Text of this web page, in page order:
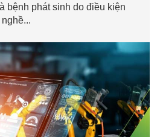
bệnh phát sinh do điều kiện